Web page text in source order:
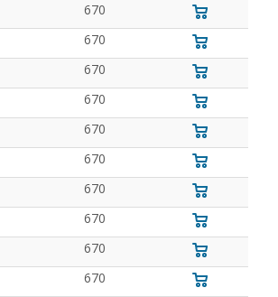
670
670
670
670
670
670
670
670
670
670